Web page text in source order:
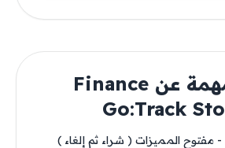
معلومات مهمة عن Finance
Go:Track
- مفتوح المميزات ( شراء ثم إلغاء )